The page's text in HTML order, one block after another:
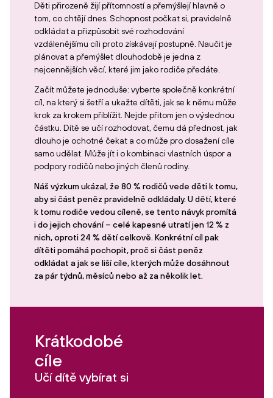
Děti přirozeně žijí přítomností a přemýšlejí hlavně o
tom, co chtějí dnes. Schopnost počkat si, pravidelně
odkládat a přizpůsobit své rozhodování
vzdálenějšímu cíli proto získávají postupně. Naučit je
plánovat a přemýšlet dlouhodobě je jedna z
nejcennějších věcí, které jim jako rodiče předáte.
Začít můžete jednoduše: vyberte společně konkrétní
cíl, na který si šetří a ukažte dítěti, jak se k němu může
krok za krokem přiblížit. Nejde přitom jen o výslednou
částku. Dítě se učí rozhodovat, čemu dá přednost, jak
dlouho je ochotné čekat a co může pro dosažení cíle
samo udělat. Může jít i o kombinaci vlastních úspor a
podpory rodičů nebo jiných členů rodiny.
Náš výzkum ukázal, že 80 % rodičů vede děti k tomu,
aby si část peněz pravidelně odkládaly. U dětí, které
k tomu rodiče vedou cíleně, se tento návyk promítá
i do jejich chování – celé kapesné utratí jen 12 % z
nich, oproti 24 % dětí celkově. Konkrétní cíl pak
dítěti pomáhá pochopit, proč si část peněz
odkládat a jak se liší cíle, kterých může dosáhnout
za pár týdnů, měsíců nebo až za několik let.
Krátkodobé
cíle
Učí dítě vybírat si